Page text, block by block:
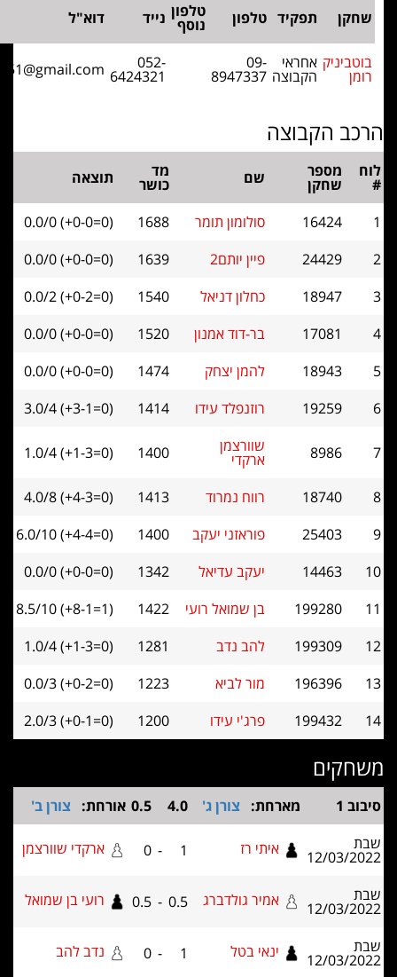
תפקיד טלפון טלפון
נוסף נייד דוא"ל
אחראי
הקבוצה
09-
8947337
6424321
romb1951@gmail.com
הקבוצה
מספר
שחקן שם תוצאה
16424 סולומון תומר 1688
0.0/0 (+0-0=0)
24429
פיין יותם2 1639
0.0/0 (+0-0=0)
18947
כחלון דניאל 1540
0.0/2 (+0-2=0)
17081
בר-דוד אמנון 1520
0.0/0 (+0-0=0)
18943
להמן יצחק 1474
0.0/0 (+0-0=0)
19259
רוזנפלד עידו 1414
3.0/4 (+3-1=0)
8986 שוורצמן
ארקדי 1.0/4 (+1-3=0)
18740 רווח נמרוד 1413
4.0/8 (+4-3=0)
25403
פוראזני יעקב 1400
6.0/10 (+4-4=0)
14463
יעקב עדיאל 1342
0.0/0 (+0-0=0)
199280
בן שמואל רועי 1422
8.5/10 (+8-1=1)
199309
להב נדב 1281
1.0/4 (+1-3=0)
196396
מור לביא 1223
0.0/3 (+0-2=0)
199432
פרג'י עידו 1200
2.0/3 (+0-1=0)
מארחת:צורן ג' 4.0
0.5 אורחת:צורן ב'
12/ איתי רז ארקדי שוורצמן
12/ אמיר גולדברג 0.5
-
0.5 רועי בן שמואל
12/ ינאי בטל 1 נדב להב